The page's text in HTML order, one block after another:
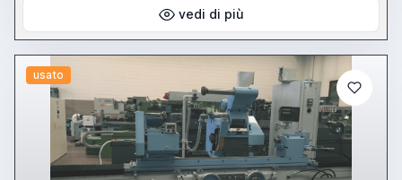
vedi di più
usato